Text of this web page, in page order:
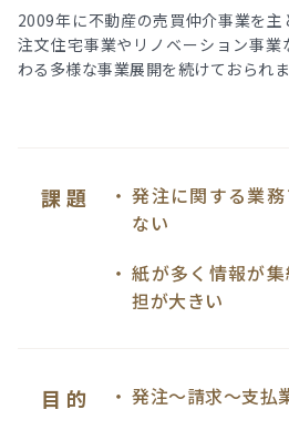
2009年に不動産の売買仲介事業を
注文住宅事業やリノベーション事
わる多様な事業展開を続けておられ
課 題
発注に関する業
ない
紙が多く情報が
担が大きい
目 的
発注〜請求〜支払